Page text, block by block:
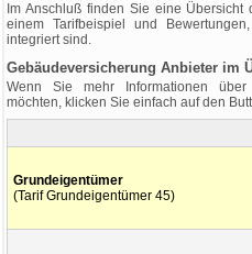
Im Anschluß finden Sie eine
einem Tarifbeispiel und
integriert sind.
Gebäudeversicherung Anbieter im
Wenn Sie mehr Informationen über
möchten, klicken Sie einfach auf den
Grundeigentümer
(Tarif Grundeigentümer 45)